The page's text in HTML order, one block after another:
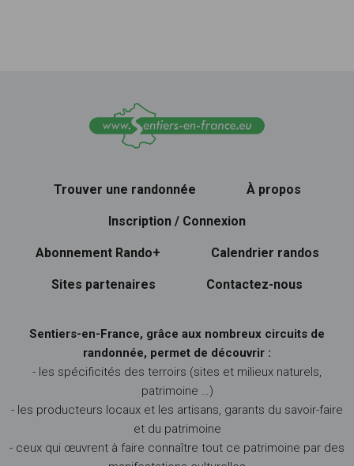
Trouver une randonnée À propos
Inscription / Connexion
Abonnement Rando+ Calendrier randos
Sites partenaires Contactez-nous
Sentiers-en-France, grâce aux nombreux circuits de
randonnée, permet de découvrir :
- les spécificités des terroirs (sites et milieux naturels,
patrimoine …)
- les producteurs locaux et les artisans, garants du savoir-faire
et du patrimoine
- ceux qui œuvrent à faire connaître tout ce patrimoine par des